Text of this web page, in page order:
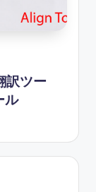
ツー
ル